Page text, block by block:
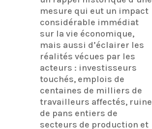
mesure qui eut un impact
considérable immédiat
sur la vie économique,
mais aussi d’éclairer les
réalités vécues par les
acteurs : investisseurs
touchés, emplois de
centaines de milliers de
travailleurs affectés, ruine
de pans entiers de
secteurs de production et